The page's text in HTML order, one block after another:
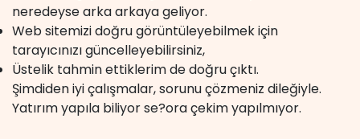
neredeyse arka arkaya geliyor.
Web sitemizi doğru görüntüleyebilmek için
tarayıcınızı güncelleyebilirsiniz,
Üstelik tahmin ettiklerim de doğru çıktı.
Şimdiden iyi çalışmalar, sorunu çözmeniz dileğiyle.
Yatırım yapıla biliyor se?ora çekim yapılmıyor.